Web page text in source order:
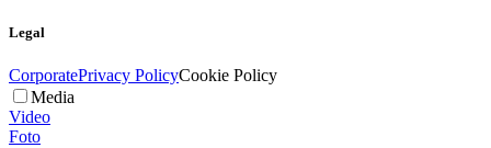
Legal
CorporatePrivacy PolicyCookie Policy
Media
Video
Foto